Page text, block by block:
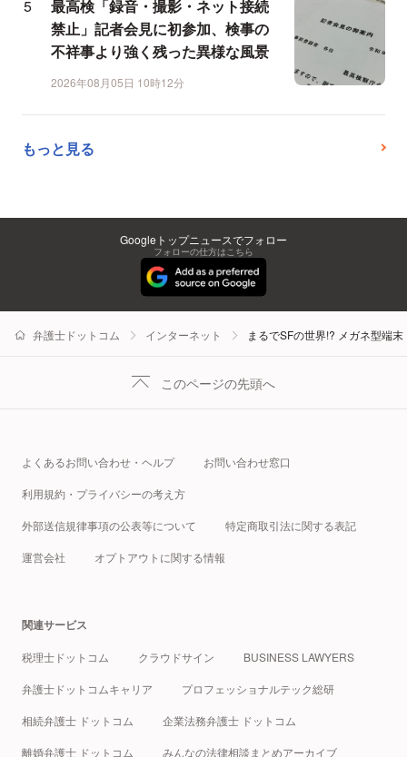
最高検「録音・撮影・ネット接続
禁止」記者会見に初参加、検事の
不祥事より強く残った異様な風景
2026年08月05日 10時12分
もっと見る
Googleトップニュースでフォロー
フォローの仕方はこちら
弁護士ドットコム インターネット まるでSFの世界!? メガネ型端
このページの先頭へ
よくあるお問い合わせ・ヘルプ お問い合わせ窓口
利用規約・プライバシーの考え方
外部送信規律事項の公表等について 特定商取引法に関する表記
運営会社 オプトアウトに関する情報
関連サービス
税理士ドットコム クラウドサイン BUSINESS LAWYERS
弁護士ドットコムキャリア プロフェッショナルテック総研
相続弁護士 ドットコム 企業法務弁護士 ドットコム
離婚弁護士 ドットコム みんなの法律相談まとめアーカイブ